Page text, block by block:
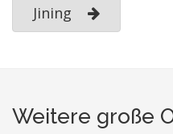
Jining
Weitere große